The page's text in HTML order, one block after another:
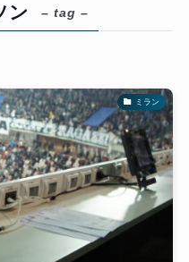
ン – tag –
ミラン